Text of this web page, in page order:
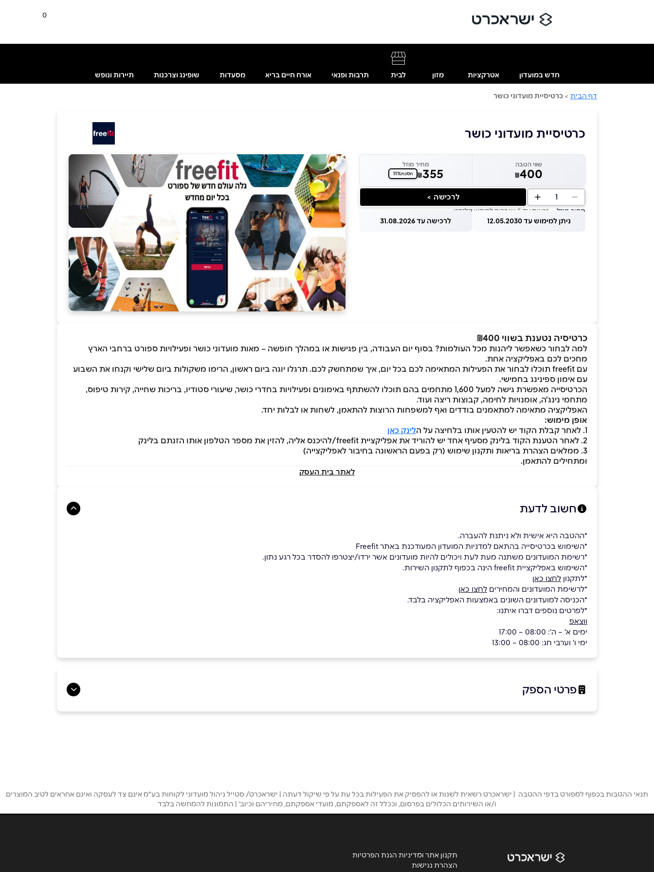
0
חדש במועדון אטרקציות מזון לבית תרבות ופנאי אורח חיים בריא מסעדות שופינג וצרכנות תיירות ונופש
דף הבית > כרטיסיית מועדוני כושר
כרטיסיית מועדוני כושר
שווי הטבה
₪400
מחיר מוזל
₪355 חסכת11%
1 לרכישה >
מחיר מוזל — זכאות עד 5 שוברים לחודש קלנדרי
ניתן למימוש עד 12.05.2030 לרכישה עד 31.08.2026
כרטיסיה נטענת בשווי ₪400
למה לבחור כשאפשר ליהנות מכל העולמות? בסוף יום העבודה, בין פגישות או במהלך חופשה – מאות מועדוני כושר ופעילויות ספורט ברחבי הארץ
מחכים לכם באפליקציה אחת.
עם freefit תוכלו לבחור את הפעילות המתאימה לכם בכל יום, איך שמתחשק לכם. תרגלו יוגה ביום ראשון, הרימו משקולות ביום שלישי וקנחו את השבוע
עם אימון ספינינג בחמישי.
הכרטיסייה מאפשרת גישה למעל 1,600 מתחמים בהם תוכלו להשתתף באימונים ופעילויות בחדרי כושר, שיעורי סטודיו, בריכות שחייה, קירות טיפוס,
מתחמי נינג'ה, אומנויות לחימה, קבוצות ריצה ועוד.
האפליקציה מתאימה למתאמנים בודדים ואף למשפחות הרוצות להתאמן, לשחות או לבלות יחד.
אופן מימוש:
1. לאחר קבלת הקוד יש להטעין אותו בלחיצה על ה
לינק כאן
2. לאחר הטענת הקוד בלינק מסעיף אחד יש להוריד את אפליקציית freefit/להיכנס אליה, להזין את מספר הטלפון אותו הזנתם בלינק
3. ממלאים הצהרת בריאות ותקנון שימוש (רק בפעם הראשונה בחיבור לאפליקצייה)
ומתחילים להתאמן.
לאתר בית העסק
חשוב לדעת
*ההטבה היא אישית ולא ניתנת להעברה.
*השימוש בכרטיסייה בהתאם למדניות המועדון המעודכנת באתר Freefit
*רשימת המועדונים משתנה מעת לעת ויכולים להיות מועדונים אשר ירדו/יצטרפו להסדר בכל רגע נתון.
*השימוש באפליקציית freefit הינה בכפוף לתקנון השירות.
*לתקנון לחצו כאן
*לרשימת המועדונים והמחירים לחצו כאן
*הכניסה למועדונים השונים באמצעות האפליקציה בלבד.
*לפרטים נוספים דברו איתנו:
ווצאפ
ימים א' – ה': 08:00 – 17:00
ימי ו' וערבי חג: 08:00 – 13:00
פרטי הספק
*
תנאי ההטבות בכפוף למפורט בדפי ההטבה | ישראכרט רשאית לשנות או להפסיק את הפעילות בכל עת על פי שיקול דעתה | ישראכרט/ סטייל ניהול מועדוני לקוחות בע"מ אינם צד לעסקה ואינם אחראים לטיב המוצרים
ו/או השירותים הכלולים בפרסום, וככלל זה לאספקתם, מועדי אספקתם, מחיריהם וכיוב' | התמונות להמחשה בלבד
תקנון אתר ומדיניות הגנת הפרטיות
הצהרת נגישות